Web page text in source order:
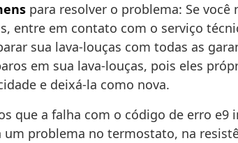
para resolver o problema: Se
entre em contato com o serviço
sua lava-louças com todas as
em sua lava-louças, pois eles
e deixá-la como nova.
que a falha com o código de erro e9
um problema no termostato, na